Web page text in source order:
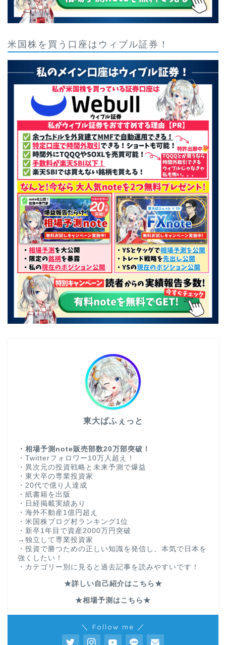
米国株を買う口座はウィブル証券！
東大ぱふぇっと
・相場予測note販売部数20万部突破！
・Twitterフォロワー10万人超え！
・異次元の投資戦略と未来予測で爆益
・東大卒の専業投資家
・20代で億り人達成
・紙書籍を出版
・日経掲載実績あり
・海外不動産1億円超え
・米国株ブログ村ランキング1位
・新卒1年目で資産2000万円突破
→独立して専業投資家
・投資で勝つための正しい知識を発信し、本気で日本を
強くしたい！
・カテゴリー別に見ると過去記事を読みやすいです！
★詳しい自己紹介はこちら★
★相場予測はこちら★
＼ Follow me ／